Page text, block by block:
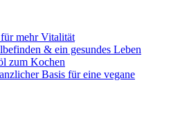
mehr Vitalität
& ein gesundes Leben
zum Kochen
Basis für eine vegane